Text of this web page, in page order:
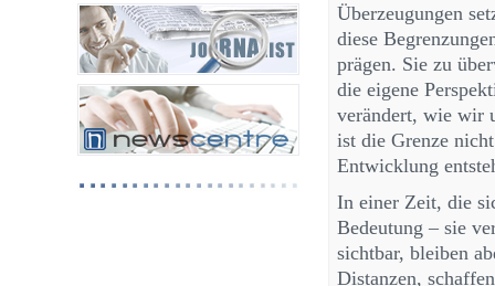
Überzeugungen
diese
prägen. Sie zu
die eigene
verändert, wie wir
ist die Grenze
Entwicklung
In einer Zeit, die
Bedeutung – sie
sichtbar, bleiben
Distanzen,